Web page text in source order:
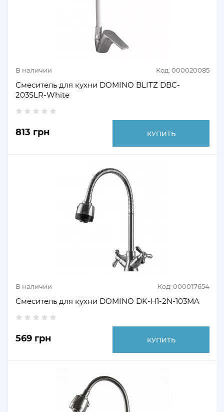
В наличии Код: 000020085
Смеситель для кухни DOMINO BLITZ DBC-
203SLR-White
813 грн КУПИТЬ
В наличии Код: 000017654
Смеситель для кухни DOMINO DK-H1-2N-103MA
569 грн КУПИТЬ